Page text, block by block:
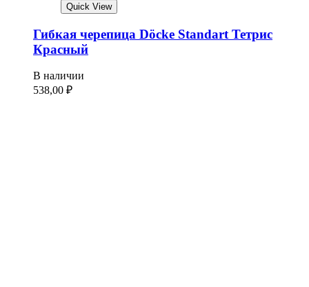
Quick View
Гибкая черепица Döcke Standart Тетрис
Красный
В наличии
538,00 ₽